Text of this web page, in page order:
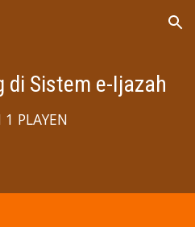
Skip to navigation
di Sistem e-Ijazah
PLAYEN